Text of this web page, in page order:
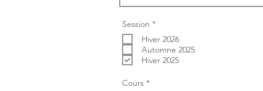
Session *O
l
i
g
a
Hiver 2026
Automne 2025
Hiver 2025
Cours *O